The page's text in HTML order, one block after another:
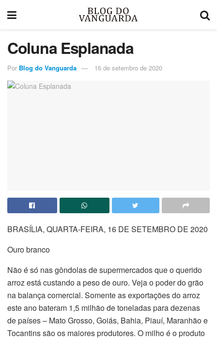
Coluna Esplanada
Por Blog do Vanguarda 16 de setembro de 2020
BRASÍLIA, QUARTA-FEIRA, 16 DE SETEMBRO DE 2020
Ouro branco
Não é só nas gôndolas de supermercados que o querido
arroz está custando a peso de ouro. Veja o poder do grão
na balança comercial. Somente as exportações do arroz
este ano bateram 1,5 milhão de toneladas para dezenas
de países – Mato Grosso, Goiás, Bahia, Piauí, Maranhão e
Tocantins são os maiores produtores. O milho é o produto